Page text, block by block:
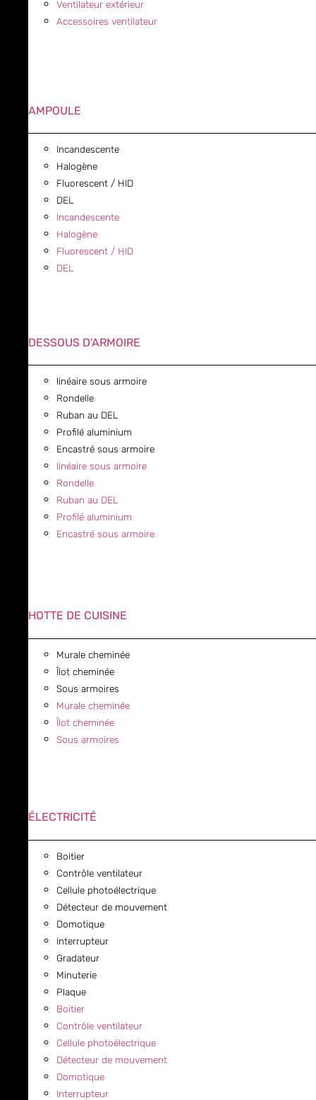
Ventilateur extérieur
Accessoires ventilateur
AMPOULE
Incandescente
Halogène
Fluorescent / HID
DEL
Incandescente
Halogène
Fluorescent / HID
DEL
DESSOUS D'ARMOIRE
linéaire sous armoire
Rondelle
Ruban au DEL
Profilé aluminium
Encastré sous armoire
linéaire sous armoire
Rondelle
Ruban au DEL
Profilé aluminium
Encastré sous armoire
HOTTE DE CUISINE
Murale cheminée
Îlot cheminée
Sous armoires
Murale cheminée
Îlot cheminée
Sous armoires
ÉLECTRICITÉ
Boitier
Contrôle ventilateur
Cellule photoélectrique
Détecteur de mouvement
Domotique
Interrupteur
Gradateur
Minuterie
Plaque
Boitier
Contrôle ventilateur
Cellule photoélectrique
Détecteur de mouvement
Domotique
Interrupteur